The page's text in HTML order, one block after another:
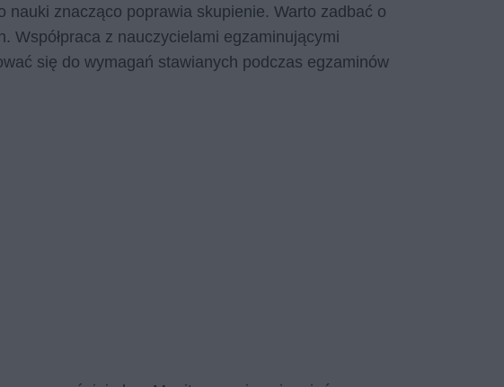
znacząco poprawia skupienie. Warto zadbać o
Współpraca z nauczycielami egzaminującymi
się do wymagań stawianych podczas egzaminów